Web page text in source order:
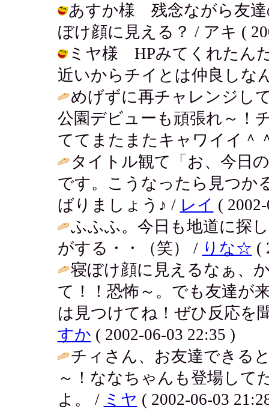
あすか様 残念ながら友達
ぼけ顔に見える？ / アキ (
ミヤ様 HPみてくれたん
近いからチイとは仲良しな
めげずに再チャレンジし
公園デビューも頑張れ～！
ててまたまたキャワイイ＾
タイトル観て「お、今日
です。こうなったら見つか
ばりましょう♪ / レイ (
ふふふ。今日も地道に探
がする・・（笑） / りな☆ (
寝ぼけ顔に見えるなぁ、
て！！恐怖～。でも友達が
は見つけてね！ぜひ反応を
すか ( 2002-06-03 22:35 )
チィさん、お友達できる
～！ななちゃんも登場して
よ。 / ミヤ ( 2002-06-03